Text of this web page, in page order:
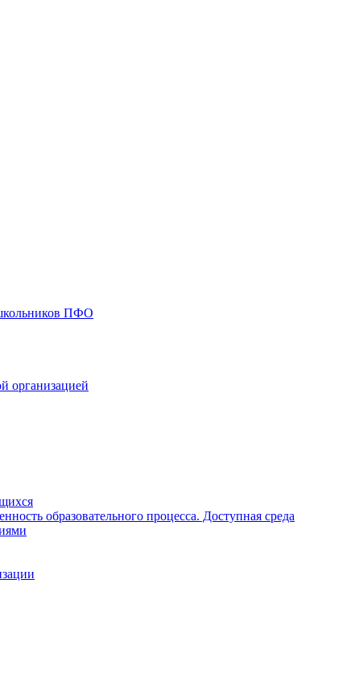
ПФО
организацией
образовательного процесса. Доступная среда